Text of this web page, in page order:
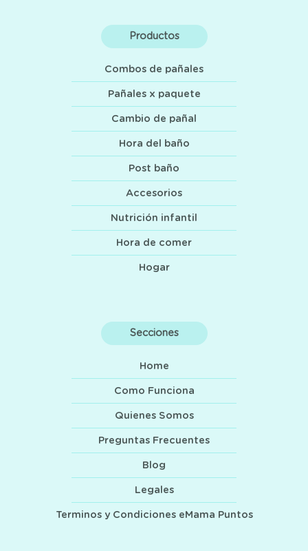
Productos
Combos de pañales
Pañales x paquete
Cambio de pañal
Hora del baño
Post baño
Accesorios
Nutrición infantil
Hora de comer
Hogar
Secciones
Home
Como Funciona
Quienes Somos
Preguntas Frecuentes
Blog
Legales
Terminos y Condiciones eMama Puntos